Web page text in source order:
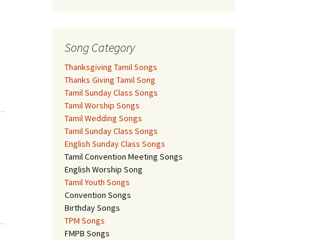
Song Category
Thanksgiving Tamil Songs
Thanks Giving Tamil Song
Tamil Sunday Class Songs
Tamil Worship Songs
Tamil Wedding Songs
Tamil Sunday Class Songs
English Sunday Class Songs
Tamil Convention Meeting Songs
English Worship Song
Tamil Youth Songs
Convention Songs
Birthday Songs
TPM Songs
FMPB Songs